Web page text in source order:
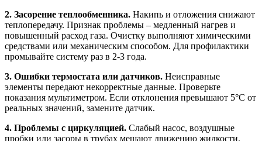
2. Засорение теплообменника. Накипь и отложения снижают
теплопередачу. Признак проблемы – медленный нагрев и
повышенный расход газа. Очистку выполняют химическими
средствами или механическим способом. Для профилактики
промывайте систему раз в 2-3 года.
3. Ошибки термостата или датчиков. Неисправные
элементы передают некорректные данные. Проверьте
показания мультиметром. Если отклонения превышают 5°C от
реальных значений, замените датчик.
4. Проблемы с циркуляцией. Слабый насос, воздушные
пробки или засоры в трубах мешают движению жидкости.